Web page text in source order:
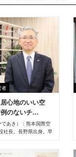
者
居心地のいい空
例のないチ…
あき）：熊本国際空
長。長野県出身。早
4月開発企画室課長、